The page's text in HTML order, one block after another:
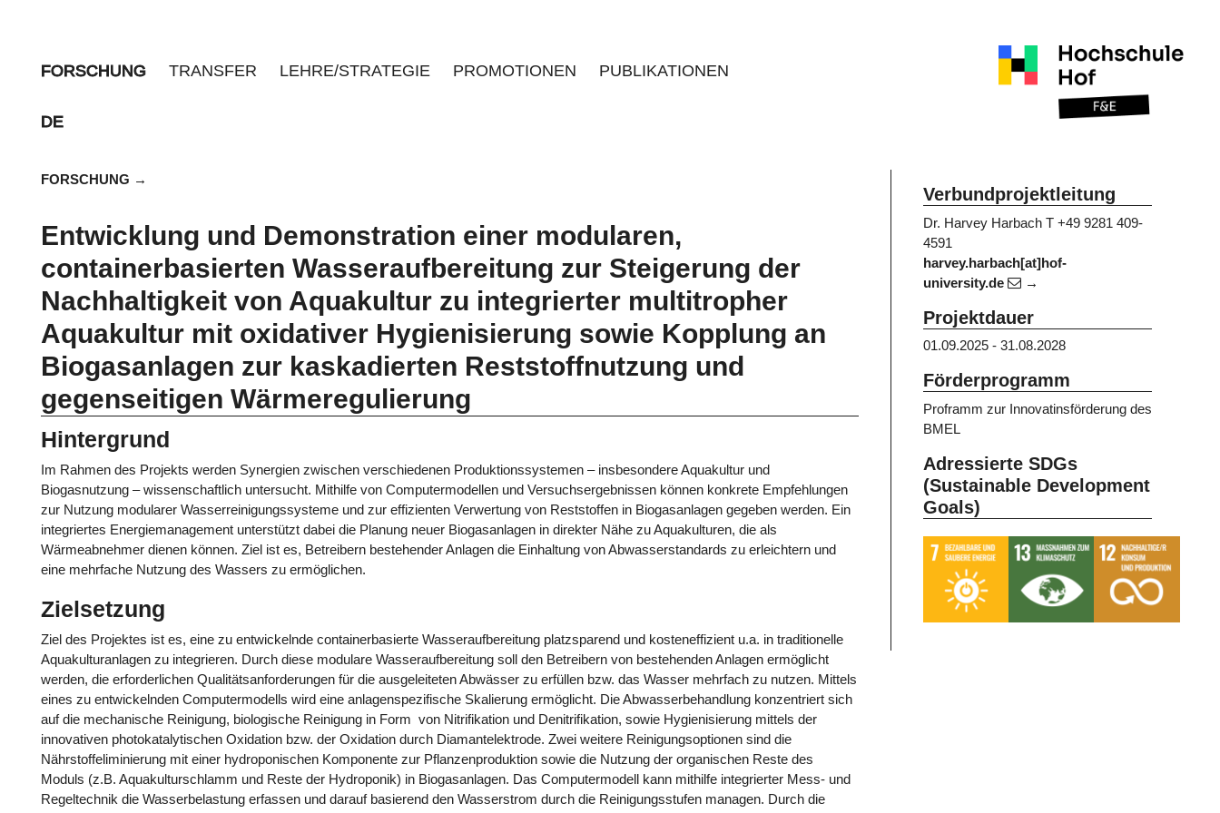
FORSCHUNG TRANSFER LEHRE/STRATEGIE PROMOTIONEN PUBLIKATIONEN
DE
FORSCHUNG
Entwicklung und Demonstration einer modularen,
containerbasierten Wasseraufbereitung zur Steigerung der
Nachhaltigkeit von Aquakultur zu integrierter multitropher
Aquakultur mit oxidativer Hygienisierung sowie Kopplung an
Biogasanlagen zur kaskadierten Reststoffnutzung und
gegenseitigen Wärmeregulierung
Hintergrund
Im Rahmen des Projekts werden Synergien zwischen verschiedenen Produktionssystemen – insbesondere Aquakultur und
Biogasnutzung – wissenschaftlich untersucht. Mithilfe von Computermodellen und Versuchsergebnissen können konkrete Empfehlungen
zur Nutzung modularer Wasserreinigungssysteme und zur effizienten Verwertung von Reststoffen in Biogasanlagen gegeben werden. Ein
integriertes Energiemanagement unterstützt dabei die Planung neuer Biogasanlagen in direkter Nähe zu Aquakulturen, die als
Wärmeabnehmer dienen können. Ziel ist es, Betreibern bestehender Anlagen die Einhaltung von Abwasserstandards zu erleichtern und
eine mehrfache Nutzung des Wassers zu ermöglichen.
Zielsetzung
Ziel des Projektes ist es, eine zu entwickelnde containerbasierte Wasseraufbereitung platzsparend und kosteneffizient u.a. in traditionelle
Aquakulturanlagen zu integrieren. Durch diese modulare Wasseraufbereitung soll den Betreibern von bestehenden Anlagen ermöglicht
werden, die erforderlichen Qualitätsanforderungen für die ausgeleiteten Abwässer zu erfüllen bzw. das Wasser mehrfach zu nutzen. Mittels
eines zu entwickelnden Computermodells wird eine anlagenspezifische Skalierung ermöglicht. Die Abwasserbehandlung konzentriert sich
auf die mechanische Reinigung, biologische Reinigung in Form von Nitrifikation und Denitrifikation, sowie Hygienisierung mittels der
innovativen photokatalytischen Oxidation bzw. der Oxidation durch Diamantelektrode. Zwei weitere Reinigungsoptionen sind die
Nährstoffeliminierung mit einer hydroponischen Komponente zur Pflanzenproduktion sowie die Nutzung der organischen Reste des
Moduls (z.B. Aquakulturschlamm und Reste der Hydroponik) in Biogasanlagen. Das Computermodell kann mithilfe integrierter Mess- und
Regeltechnik die Wasserbelastung erfassen und darauf basierend den Wasserstrom durch die Reinigungsstufen managen. Durch die
Verbundprojektleitung
Dr. Harvey Harbach T +49 9281 409-
4591
harvey.harbach[at]hof-
university.de
Projektdauer
01.09.2025 - 31.08.2028
Förderprogramm
Proframm zur Innovatinsförderung des
BMEL
Adressierte SDGs
(Sustainable Development
Goals)